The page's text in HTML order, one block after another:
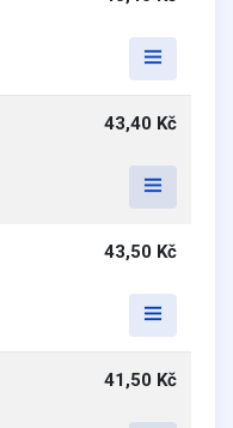
43,40 Kč
43,50 Kč
41,50 Kč